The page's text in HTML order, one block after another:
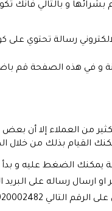
و بالتالي فانك
رسالة تحتوي على
في هذه الصفحة قم
من العملاء إلا أن
القيام بذلك من خلال
يمكنك الضغط عليه و بدأ
ارسال رساله على البريد